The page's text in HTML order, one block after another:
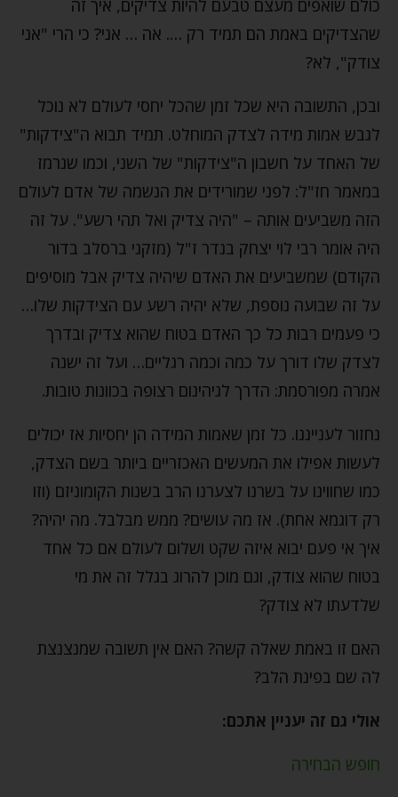
כולם שואפים מעצם טבעם להיות צדיקים, איך זה
שהצדיקים באמת הם תמיד רק …. אה … אני? כי הרי "אני
צודק", לא?
ובכן, התשובה היא שכל זמן שהכל יחסי לעולם לא נוכל
לגבש אמות מידה לצדק המוחלט. תמיד תבוא ה"צידקות"
של האחד על חשבון ה"צידקות" של השני, וכמו שנרמז
במאמר חז"ל: לפני שמורידים את הנשמה של אדם לעולם
הזה משביעים אותה – "היה צדיק ואל תהי רשע". על זה
היה אומר רבי לוי יצחק בנדר ז"ל (מזקני ברסלב בדור
הקודם) שמשביעים את האדם שיהיה צדיק אבל מוסיפים
על זה שבועה נוספת, שלא יהיה רשע עם הצידקות שלו…
כי פעמים רבות כל כך האדם בטוח שהוא צדיק ובדרך
לצדק שלו דורך על כמה וכמה רגליים… ועל זה ישנה
אמרה מפורסמת: הדרך לגיהינום רצופה בכוונות טובות.
נחזור לענייננו. כל זמן שאמות המידה הן יחסיות אז יכולים
לעשות אפילו את המעשים האכזריים ביותר בשם הצדק,
כמו שחווינו על בשרנו לצערנו הרב בשנות הקומוניזם (וזו
רק דוגמא אחת). אז מה עושים? ממש מבלבל. מה יהיה?
איך אי פעם יבוא איזה שקט ושלום לעולם אם כל אחד
בטוח שהוא צודק, וגם מוכן להרוג בגלל זה את מי
שלדעתו לא צודק?
האם זו באמת שאלה קשה? האם אין תשובה שמנצנצת
לה שם בפינת הלב?
אולי גם זה יעניין אתכם:
חופש הבחירה